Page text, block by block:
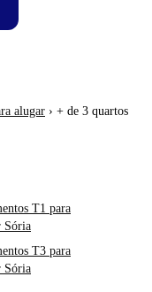
alugar › + de 3 quartos
T1 para
Sória
T3 para
Sória